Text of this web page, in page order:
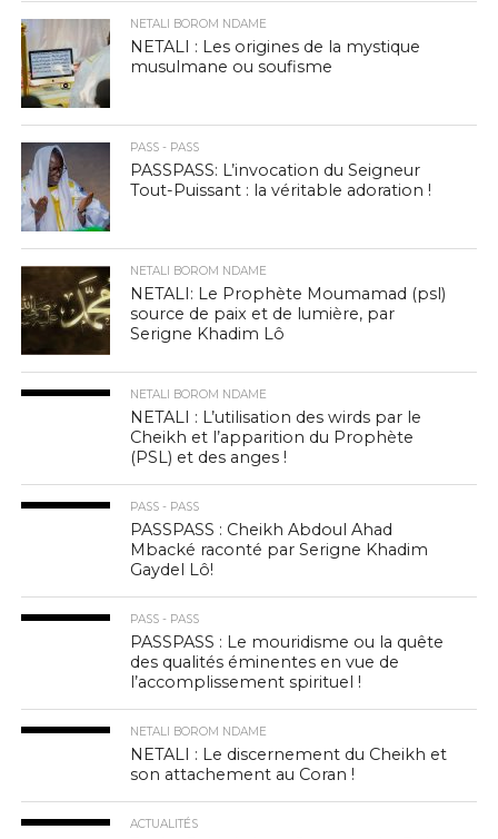
NETALI BOROM NDAME
NETALI : Les origines de la mystique
musulmane ou soufisme
PASS - PASS
PASSPASS: L’invocation du Seigneur
Tout-Puissant : la véritable adoration !
NETALI BOROM NDAME
NETALI: Le Prophète Moumamad (psl)
source de paix et de lumière, par
Serigne Khadim Lô
NETALI BOROM NDAME
NETALI : L’utilisation des wirds par le
Cheikh et l’apparition du Prophète
(PSL) et des anges !
PASS - PASS
PASSPASS : Cheikh Abdoul Ahad
Mbacké raconté par Serigne Khadim
Gaydel Lô!
PASS - PASS
PASSPASS : Le mouridisme ou la quête
des qualités éminentes en vue de
l’accomplissement spirituel !
NETALI BOROM NDAME
NETALI : Le discernement du Cheikh et
son attachement au Coran !
ACTUALITÉS